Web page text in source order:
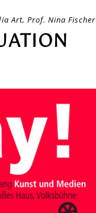
Art, Prof. Nina Fischer